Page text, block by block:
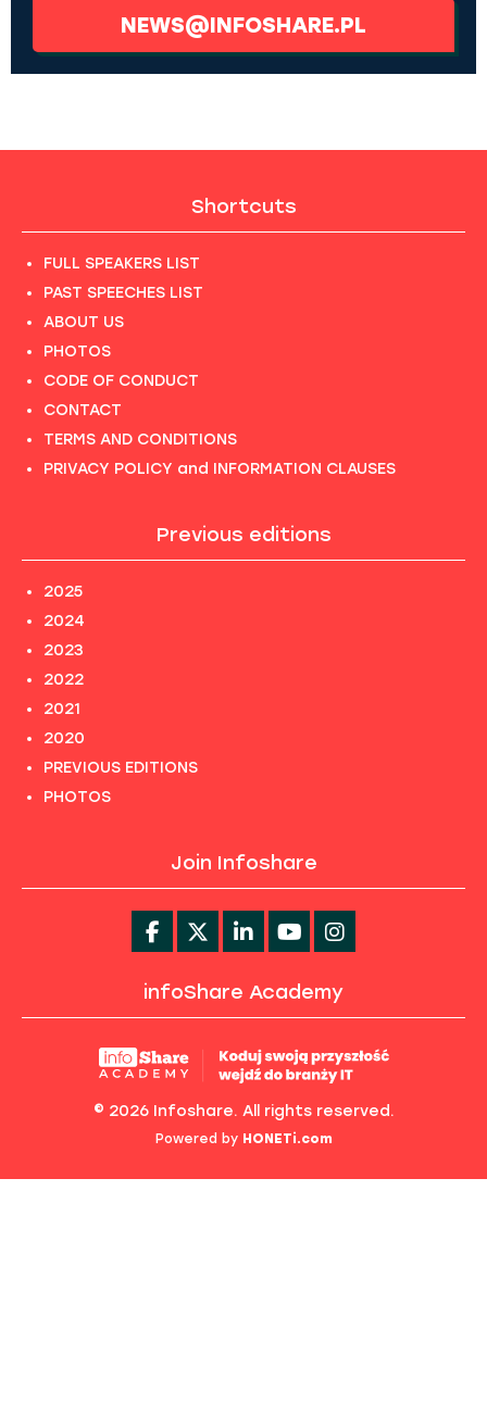
NEWS@INFOSHARE.PL
Shortcuts
FULL SPEAKERS LIST
PAST SPEECHES LIST
ABOUT US
PHOTOS
CODE OF CONDUCT
CONTACT
TERMS AND CONDITIONS
PRIVACY POLICY and INFORMATION CLAUSES
Previous editions
2025
2024
2023
2022
2021
2020
PREVIOUS EDITIONS
PHOTOS
Join Infoshare
infoShare Academy
© 2026 Infoshare. All rights reserved.
Powered by HONETi.com